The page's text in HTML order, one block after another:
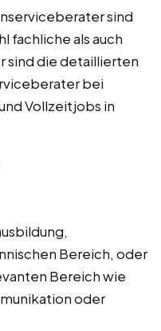
sind
fachliche als auch
sind die detaillierten
bei
Vollzeitjobs in
Bereich, oder
Bereich wie
oder